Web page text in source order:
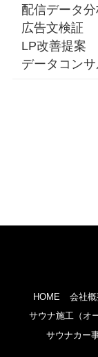
配信データ
広告文検証
LP改善提案
データコン
HOME 会社概
サウナ施工（オ
サウナカー